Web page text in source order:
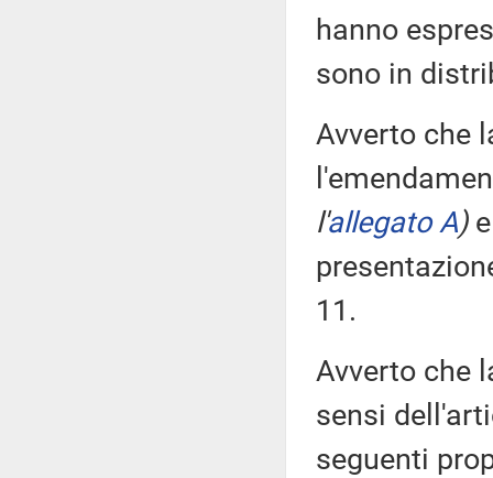
hanno
sono in
Avverto che
l'allegato A)e
11.
Avverto che
sensi
seguenti